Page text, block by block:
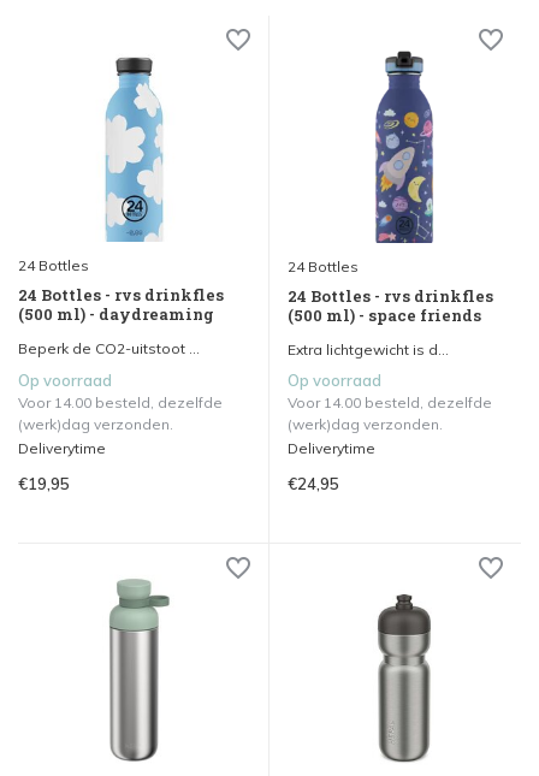
24 Bottles
24 Bottles - rvs drinkfles
(500 ml) - daydreaming
Beperk de CO2-uitstoot ...
Op voorraad
Voor 14.00 besteld, dezelfde
(werk)dag verzonden.
Deliverytime
€19,95
24 Bottles
24 Bottles - rvs drinkfles
(500 ml) - space friends
Extra lichtgewicht is d...
Op voorraad
Voor 14.00 besteld, dezelfde
(werk)dag verzonden.
Deliverytime
€24,95